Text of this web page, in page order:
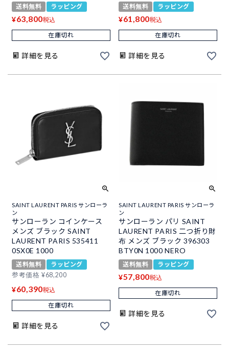
送料無料 ラッピング
¥63,800税込
在庫切れ
詳細を見る
送料無料 ラッピング
¥61,800税込
在庫切れ
詳細を見る
SAINT LAURENT PARIS サンローラ
ン
サンローラン コインケース
メンズ ブラック SAINT
LAURENT PARIS 535411
0SX0E 1000
送料無料
ラッピング
参考価格 ¥68,200
¥60,390税込
在庫切れ
詳細を見る
SAINT LAURENT PARIS サンローラ
ン
サンローラン パリ SAINT
LAURENT PARIS 二つ折り財
布 メンズ ブラック 396303
BTY0N 1000 NERO
送料無料 ラッピング
¥57,800税込
在庫切れ
詳細を見る